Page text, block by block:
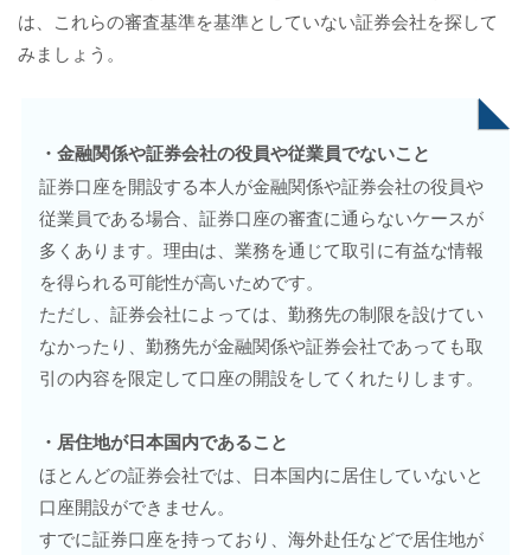
は、これらの審査基準を基準としていない証券会社を探して
みましょう。
・金融関係や証券会社の役員や従業員でないこと
証券口座を開設する本人が金融関係や証券会社の役員や
従業員である場合、証券口座の審査に通らないケースが
多くあります。理由は、業務を通じて取引に有益な情報
を得られる可能性が高いためです。
ただし、証券会社によっては、勤務先の制限を設けてい
なかったり、勤務先が金融関係や証券会社であっても取
引の内容を限定して口座の開設をしてくれたりします。
・居住地が日本国内であること
ほとんどの証券会社では、日本国内に居住していないと
口座開設ができません。
すでに証券口座を持っており、海外赴任などで居住地が